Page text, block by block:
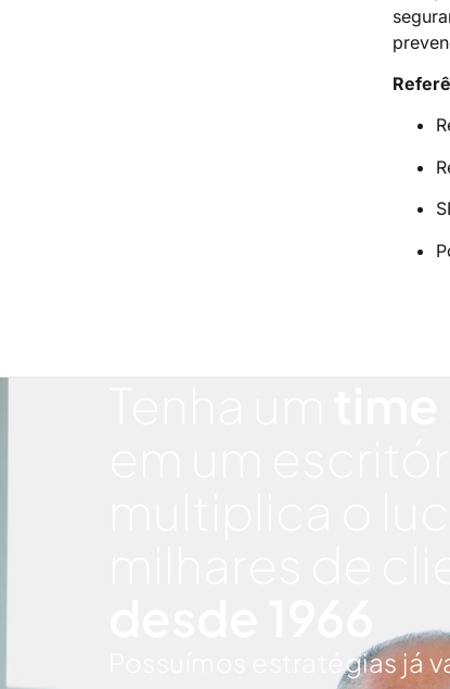
em um
multiplica o
Possuímos estratégias já